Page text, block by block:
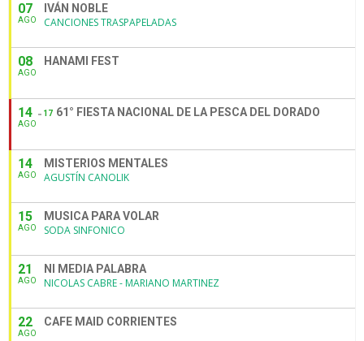
07
AGO
IVÁN NOBLE
CANCIONES TRASPAPELADAS
08
AGO
HANAMI FEST
14
AGO
17 61° FIESTA NACIONAL DE LA PESCA DEL DORADO
14
AGO
MISTERIOS MENTALES
AGUSTÍN CANOLIK
15
AGO
MUSICA PARA VOLAR
SODA SINFONICO
21
AGO
NI MEDIA PALABRA
NICOLAS CABRE - MARIANO MARTINEZ
22
AGO
CAFE MAID CORRIENTES